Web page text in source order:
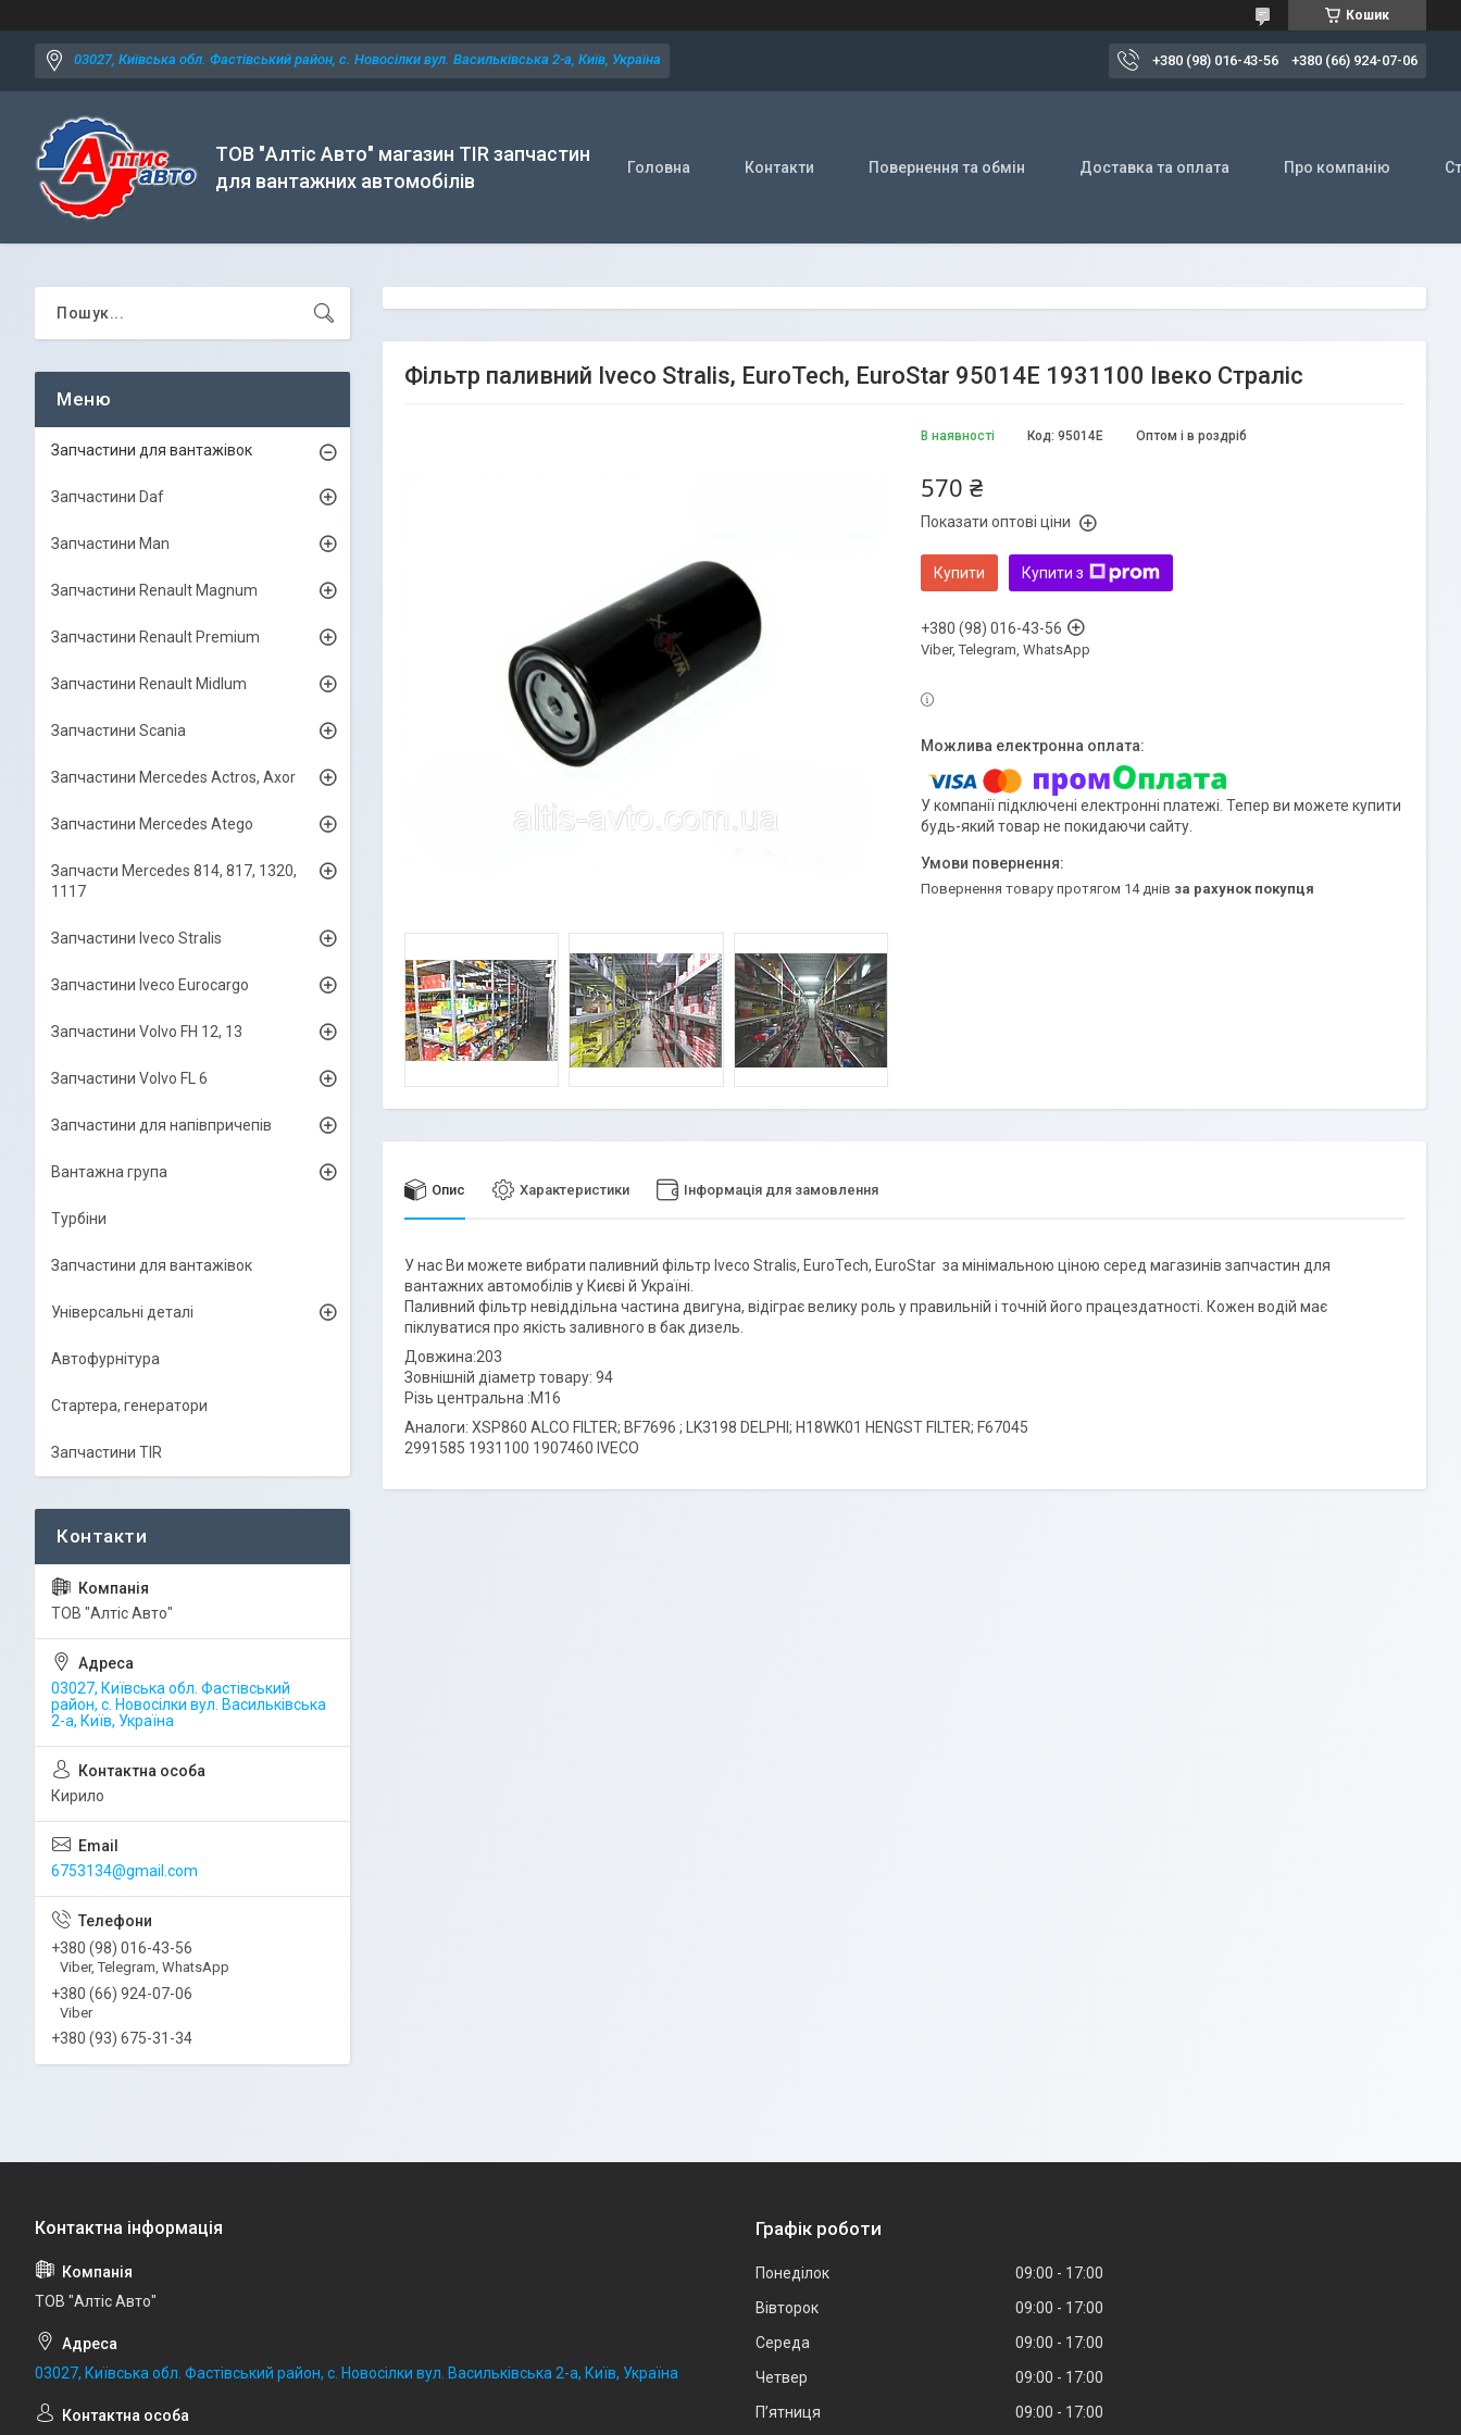
Кошик
03027, Київська обл. Фастівський район, с. Новосілки вул. Васильківська 2-а, Київ, Україна +380 (98) 016-43-56 +380 (66) 924-07-06
ТОВ "Алтіс Авто" магазин TIR запчастин
для вантажних автомобілів
Головна Контакти Повернення та обмін Доставка та оплата Про компанію
Фільтр паливний Iveco Stralis, EuroTech, EuroStar 95014E 1931100 Івеко Страліс
В наявності Оптом і в роздріб
Код: 95014E
570 ₴
Показати оптові ціни
Купити Купити з
+380 (98) 016-43-56
Viber, Telegram, WhatsApp
У компанії підключені електронні платежі. Тепер ви можете купити
будь-який товар не покидаючи сайту.
повернення товару протягом 14 днів за рахунок покупця
Опис Характеристики Інформація для замовлення
У нас Ви можете вибрати паливний фільтр Iveco Stralis, EuroTech, EuroStar за мінімальною ціною серед магазинів запчастин для
вантажних автомобілів у Києві й Україні.
Паливний фільтр невіддільна частина двигуна, відіграє велику роль у правильній і точній його працездатності. Кожен водій має
піклуватися про якість заливного в бак дизель.
Довжина:203
Зовнішній діаметр товару: 94
Різь центральна :M16
Аналоги: XSP860 ALCO FILTER; BF7696 ; LK3198 DELPHI; H18WK01 HENGST FILTER; F67045
2991585 1931100 1907460 IVECO
Запчастини для вантажівок
Запчастини Daf
Запчастини Man
Запчастини Renault Magnum
Запчастини Renault Premium
Запчастини Renault Midlum
Запчастини Scania
Запчастини Mercedes Actros, Axor
Запчастини Mercedes Atego
Запчасти Mercedes 814, 817, 1320,
1117
Запчастини Iveco Stralis
Запчастини Iveco Eurocargo
Запчастини Volvo FH 12, 13
Запчастини Volvo FL 6
Запчастини для напівпричепів
Вантажна група
Турбіни
Запчастини для вантажівок
Універсальні деталі
Автофурнітура
Стартера, генератори
Запчастини TIR
ТОВ "Алтіс Авто"
03027, Київська обл. Фастівський
район, с. Новосілки вул. Васильківська
2-а, Київ, Україна
Кирило
6753134@gmail.com
+380 (98) 016-43-56
Viber, Telegram, WhatsApp
+380 (66) 924-07-06
Viber
+380 (93) 675-31-34
ТОВ "Алтіс Авто"
03027, Київська обл. Фастівський район, с. Новосілки вул. Васильківська 2-а, Київ, Україна
Графік роботи
Понеділок 09:00
17:00
Вівторок
09:00
17:00
Середа
09:00
17:00
Четвер
09:00
17:00
Пʼятниця
09:00 17:00